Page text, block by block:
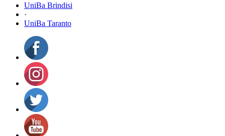
UniBa Brindisi
·
UniBa Taranto